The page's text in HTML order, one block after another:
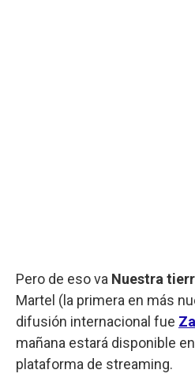
Pero de eso va Nuestra
Martel (la primera en más
difusión internacional fue
mañana estará disponible
plataforma de streaming.